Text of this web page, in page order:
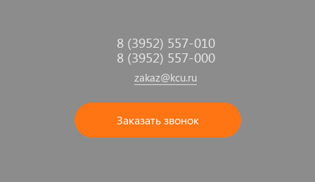
8 (3952) 557-010
8 (3952) 557-000
zakaz@kcu.ru
Заказать звонок